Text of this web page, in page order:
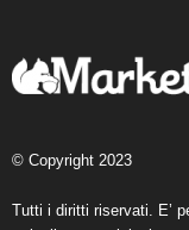
© Copyright 2023
Tutti i diritti riservati. E’